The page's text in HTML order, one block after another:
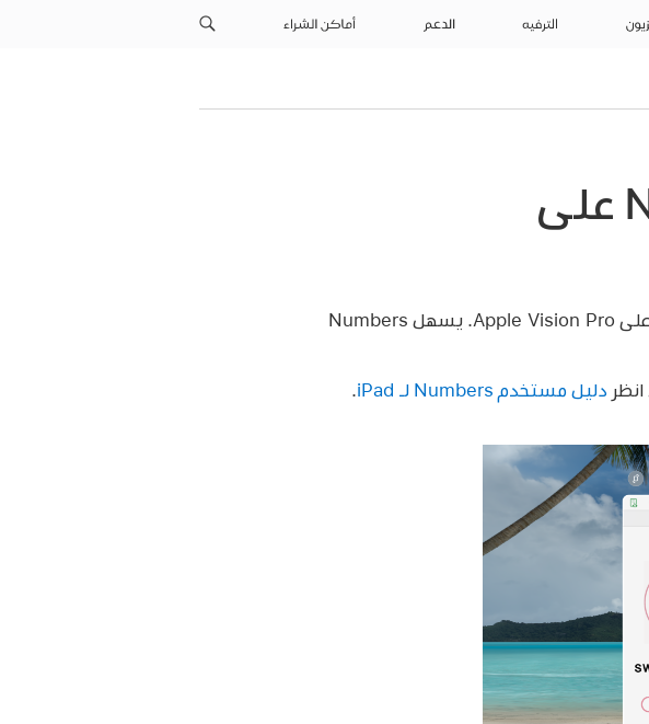
الترفيه الدعم أماكن الشراء
بدء استخدام تطبيق Numbers على
على Apple Vision Pro. يسهل Numbers
دليل مستخدم Numbers لـ iPad